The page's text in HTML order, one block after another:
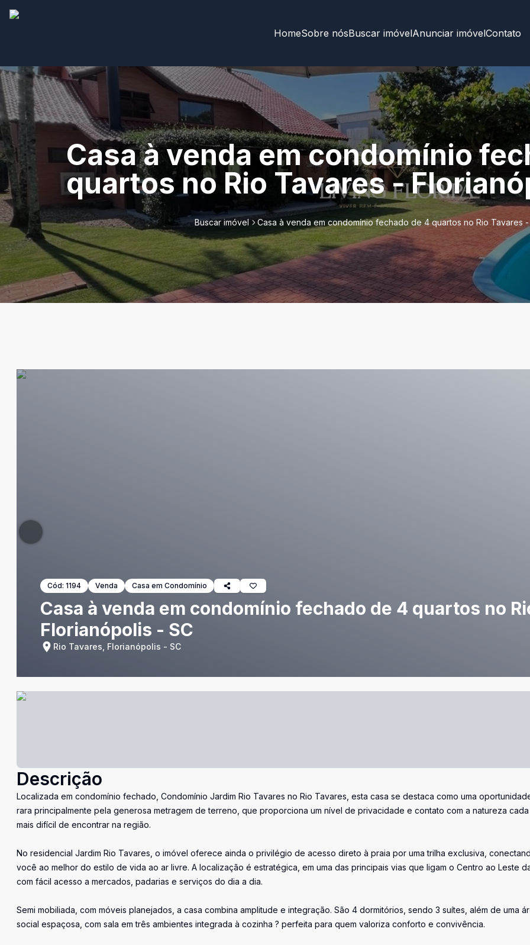
HomeSobre nósBuscar imóvelAnunciar imóvelContato
Casa à venda em condomínio
quartos no Rio Tavares -
Buscar imóvel Casa à venda em condomínio fechado de 4 quartos no Rio Tavares
Cód: 1194 Venda Casa em Condomínio
Casa à venda em condomínio fechado de 4 quartos no
Florianópolis - SC
Rio Tavares, Florianópolis - SC
Descrição
Localizada em condomínio fechado, Condomínio Jardim Rio Tavares no Rio Tavares, esta casa se destaca como uma
rara principalmente pela generosa metragem de terreno, que proporciona um nível de privacidade e contato com a natureza
mais difícil de encontrar na região.
No residencial Jardim Rio Tavares, o imóvel oferece ainda o privilégio de acesso direto à praia por uma trilha exclusiva,
você ao melhor do estilo de vida ao ar livre. A localização é estratégica, em uma das principais vias que ligam o Centro ao Leste
com fácil acesso a mercados, padarias e serviços do dia a dia.
Semi mobiliada, com móveis planejados, a casa combina amplitude e integração. São 4 dormitórios, sendo 3 suítes, além de uma
social espaçosa, com sala em três ambientes integrada à cozinha ? perfeita para quem valoriza conforto e convivência.